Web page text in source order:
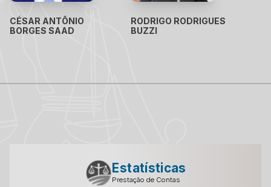
CÉSAR ANTÔNIO
BORGES SAAD
RODRIGO RODRIGUES
BUZZI
Estatísticas
Prestação de Contas